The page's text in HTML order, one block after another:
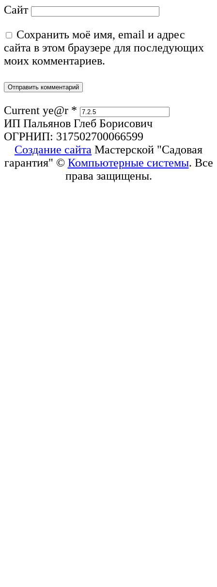
Сайт
Сохранить моё имя, email и адрес
сайта в этом браузере для последующих
моих комментариев.
Current ye@r *
ИП Пальянов Глеб Борисович
ОГРНИП: 317502700066599
Создание сайта Мастерской "Садовая
гарантия" © Компьютерные системы. Все
права защищены.